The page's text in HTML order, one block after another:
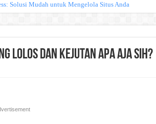
Solusi Mudah untuk Mengelola Situs Anda
Lolos dan Kejutan Apa Aja Sih?